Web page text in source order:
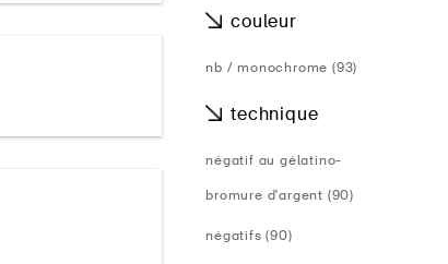
couleur
nb / monochrome (93)
technique
négatif au gélatino-
bromure d'argent (90)
négatifs (90)